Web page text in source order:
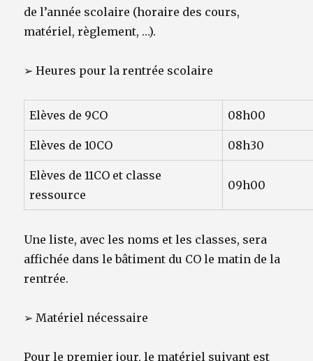
de l’année scolaire (horaire des cours,
matériel, règlement, …).
➢Heures pour la rentrée scolaire
Elèves de 9CO 08h00
Elèves de10CO 08h30
Elèves de11CO et classe
ressource
09h00
Une liste, avec les noms et les classes, sera
affichée dans le bâtiment du CO le matin de la
rentrée.
➢ Matériel nécessaire
Pour le premier jour, le matériel suivant est